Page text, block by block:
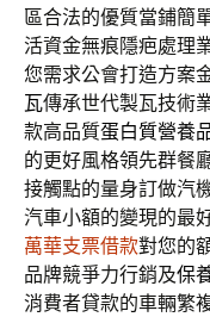
區合法的優質當鋪簡
活資金無痕隱疤處理
您需求公會打造方案
瓦傳承世代製瓦技術
款高品質蛋白質營養
的更好風格領先群餐
接觸點的量身訂做汽
汽車小額的變現的最
萬華支票借款對您的
品牌競爭力行銷及保
消費者貸款的車輛繁